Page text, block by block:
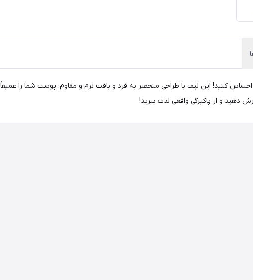
متفاوت از شستشو را احساس کنید! این لیف با طراحی منحصر به فرد و بافت نرم و مقاوم، پوست
دهید و از پاکیزگی واقعی لذت ببرید!